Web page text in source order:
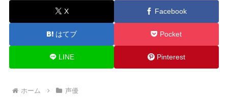
X Facebook
はてブ Pocket
LINE Pinterest
ホーム 声優